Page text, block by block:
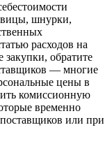
шнурки,
расходов на
обратите
— многие
цены в
комиссионную
временно
или при